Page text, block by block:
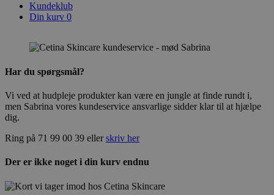
Kundeklub
Din kurv 0
Har du spørgsmål?
Vi ved at hudpleje produkter kan være en jungle at finde rundt i,
men Sabrina vores kundeservice ansvarlige sidder klar til at hjælpe
dig.
Ring på 71 99 00 39 ellerskriv her
Der er ikke noget i din kurv endnu